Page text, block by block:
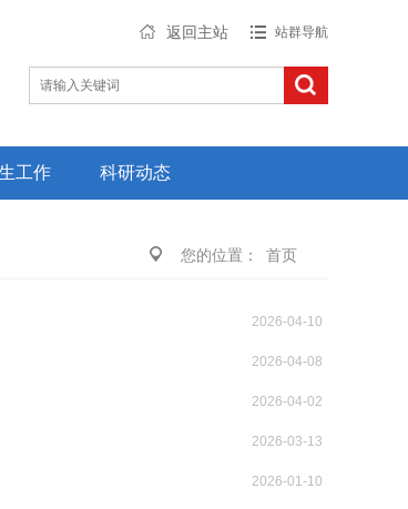
返回主站 站群导航
工作 科研动态
您的位置： 首页
2026-04-10
2026-04-08
2026-04-02
2026-03-13
2026-01-10